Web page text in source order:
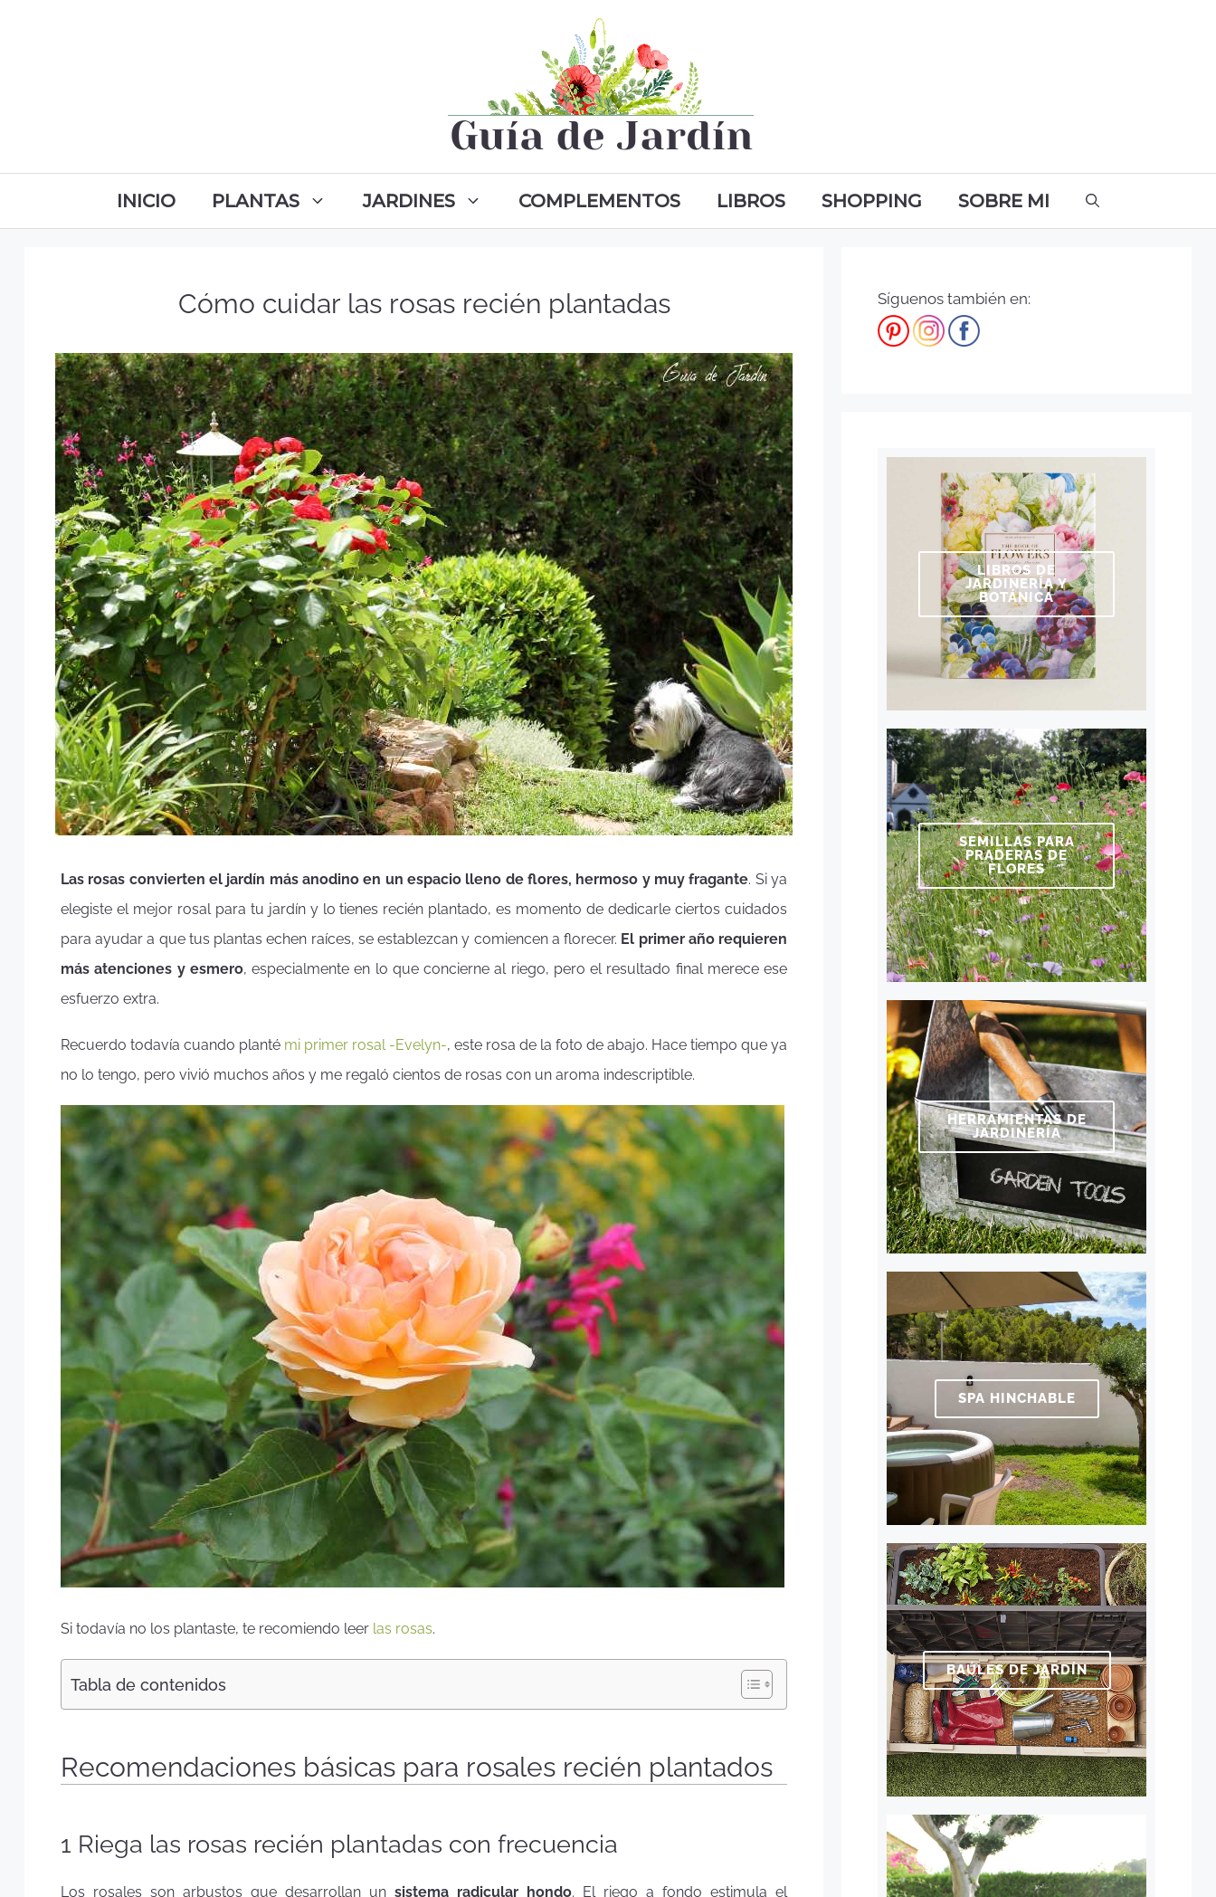
INICIO PLANTAS JARDINES COMPLEMENTOS LIBROS SHOPPING SOBRE MI
Cómo cuidar las rosas recién plantadas
Las rosas convierten el jardín más anodino en un espacio lleno de flores, hermoso y muy fragante. Si ya
elegiste el mejor rosal para tu jardín y lo tienes recién plantado, es momento de dedicarle ciertos cuidados
para ayudar a que tus plantas echen raíces, se establezcan y comiencen a florecer. El primer año requieren
más atenciones y esmero, especialmente en lo que concierne al riego, pero el resultado final merece ese
esfuerzo extra.
Recuerdo todavía cuando planté mi primer rosal -Evelyn-, este rosa de la foto de abajo. Hace tiempo que ya
no lo tengo, pero vivió muchos años y me regaló cientos de rosas con un aroma indescriptible.
Si todavía no los plantaste, te recomiendo leer las rosas.
Tabla de contenidos
Recomendaciones básicas para rosales recién plantados
1 Riega las rosas recién plantadas con frecuencia
Los rosales son arbustos que desarrollan un sistema radicular hondo. El riego a fondo estimula el
Síguenos también en:
LIBROS DE
JARDINERÍA Y
BOTÁNICA
SEMILLAS PARA
PRADERAS DE
FLORES
HERRAMIENTAS DE
JARDINERÍA
SPA HINCHABLE
BAÚLES DE JARDÍN